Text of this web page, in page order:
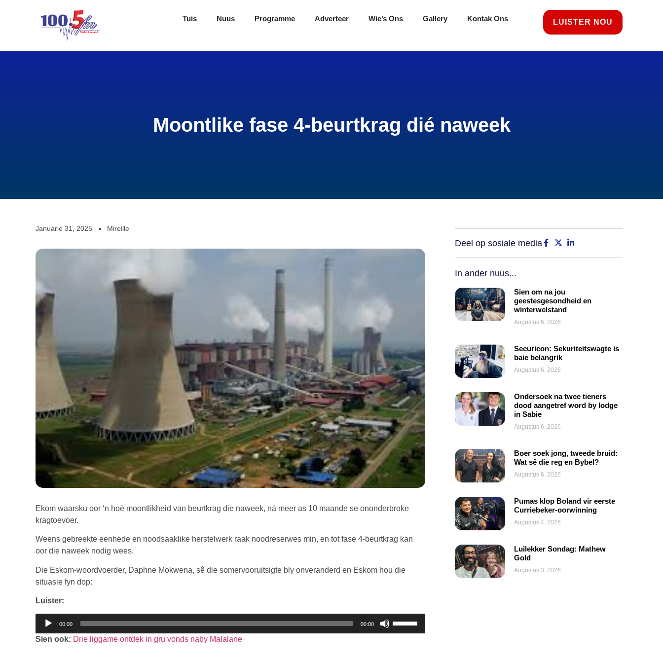
Tuis Nuus Programme Adverteer Wie’s Ons Gallery Kontak Ons LUISTER NOU
Moontlike fase 4-beurtkrag dié naweek
Januarie 31, 2025 Mireille
Ekom waarsku oor ‘n hoë moontlikheid van beurtkrag die naweek, ná meer as 10 maande se ononderbroke
kragtoevoer.
Weens gebreekte eenhede en noodsaaklike herstelwerk raak noodreserwes min, en tot fase 4-beurtkrag kan
oor die naweek nodig wees.
Die Eskom-woordvoerder, Daphne Mokwena, sê die somervooruitsigte bly onveranderd en Eskom hou die
situasie fyn dop:
Luister:
Klankspeler
00:00 00:00
Sien ook: Drie liggame ontdek in gru vonds naby Malalane
Deel op sosiale media
In ander nuus...
Sien om na jou
geestesgesondheid en
winterwelstand
Augustus 6, 2026
Securicon: Sekuriteitswagte is
baie belangrik
Augustus 6, 2026
Ondersoek na twee tieners
dood aangetref word by lodge
in Sabie
Augustus 6, 2026
Boer soek jong, tweede bruid:
Wat sê die reg en Bybel?
Augustus 6, 2026
Pumas klop Boland vir eerste
Curriebeker-oorwinning
Augustus 4, 2026
Luilekker Sondag: Mathew
Gold
Augustus 3, 2026